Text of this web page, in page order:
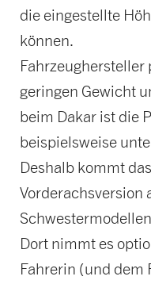
die eingestellte
können.
Fahrzeughersteller
geringen Gewicht
beim Dakar ist die
beispielsweise
Deshalb kommt
Vorderachsversion
Dort nimmt es
Fahrerin (und dem